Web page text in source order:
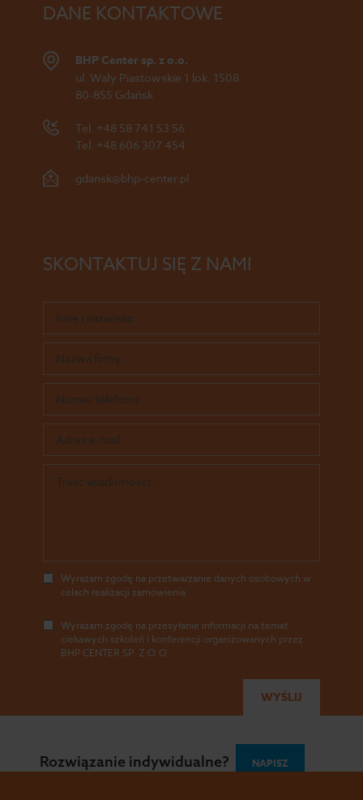
DANE KONTAKTOWE
BHP Center sp. z o.o.
ul. Wały Piastowskie 1 lok. 1508
80-855 Gdańsk
Tel. +48 58 741 53 56
Tel. +48 606 307 454
gdansk@bhp-center.pl
SKONTAKTUJ SIĘ Z NAMI
Wyrażam zgodę na przetwarzanie danych osobowych w
celach realizacji zamówienia
Wyrażam zgodę na przesyłanie informacji na temat
ciekawych szkoleń i konferencji organizowanych przez
BHP CENTER SP. Z O.O.
Wszystkie prawa zastrzeżone - BHP Center 2026
Rozwiązanie indywidualne? NAPISZ